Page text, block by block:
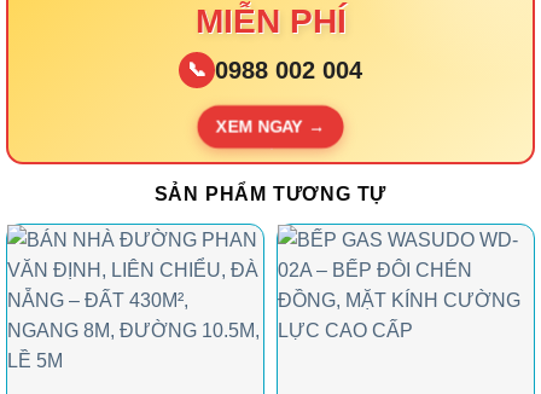
MIỄN PHÍ
📞 0988 002 004
XEM NGAY →
SẢN PHẨM TƯƠNG TỰ